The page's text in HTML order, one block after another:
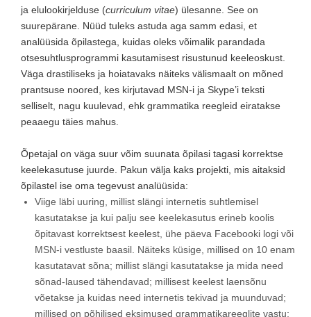
ja elulookirjelduse (curriculum vitae) ülesanne. See on
suurepärane. Nüüd tuleks astuda aga samm edasi, et
analüüsida õpilastega, kuidas oleks võimalik parandada
otsesuhtlusprogrammi kasutamisest risustunud keeleoskust.
Väga drastiliseks ja hoiatavaks näiteks välismaalt on mõned
prantsuse noored, kes kirjutavad MSN-i ja Skype’i teksti
selliselt, nagu kuulevad, ehk grammatika reegleid eiratakse
peaaegu täies mahus.
Õpetajal on väga suur võim suunata õpilasi tagasi korrektse
keelekasutuse juurde. Pakun välja kaks projekti, mis aitaksid
õpilastel ise oma tegevust analüüsida:
Viige läbi uuring, millist slängi internetis suhtlemisel
kasutatakse ja kui palju see keelekasutus erineb koolis
õpitavast korrektsest keelest, ühe päeva Facebooki logi või
MSN-i vestluste baasil. Näiteks küsige, millised on 10 enam
kasutatavat sõna; millist slängi kasutatakse ja mida need
sõnad-laused tähendavad; millisest keelest laensõnu
võetakse ja kuidas need internetis tekivad ja muunduvad;
millised on põhilised eksimused grammatikareeglite vastu;